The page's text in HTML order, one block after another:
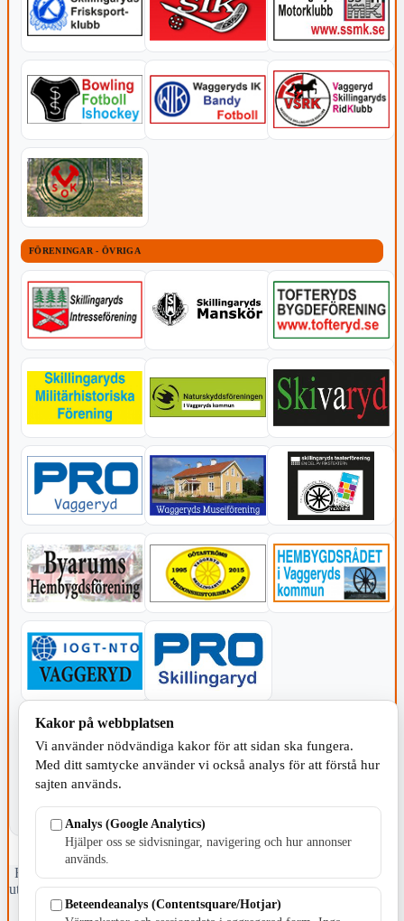
FÖRENINGAR - ÖVRIGA
KOMMUNEN
Fristående webbtidningsföretag grundat 1991 som sedan 2002 ger
ut tidningen Skillingaryd.nu och 2010 lanserades Värnamo.nu. Från
april 2026 omfattar Skillingaryd.nu tre kommuner: Gnosjö,
Kakor på webbplatsen
Vi använder nödvändiga kakor för att sidan ska fungera.
Med ditt samtycke använder vi också analys för att förstå hur
sajten används.
Analys (Google Analytics)
Hjälper oss se sidvisningar, navigering och hur annonser
används.
Beteendeanalys (Contentsquare/Hotjar)